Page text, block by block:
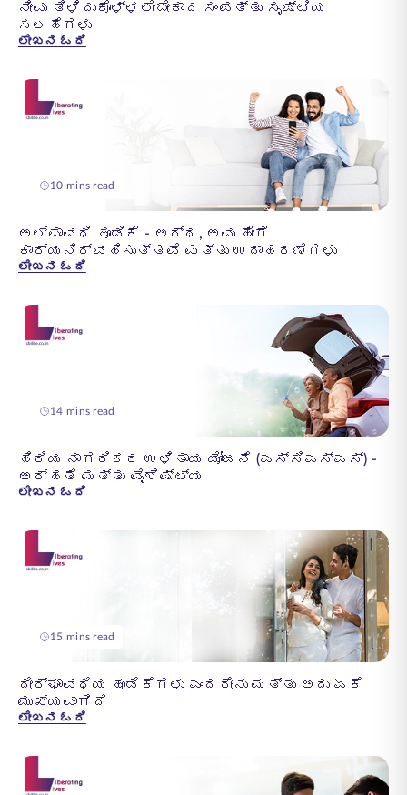
ನೀವು ತಿಳಿದುಕೊಳ್ಳಲೇಬೇಕಾದ ಸಂಪತ್ತು ಸೃಷ್ಟಿಯ
ಸಲಹೆಗಳು
ಲೇಖನ ಓದಿ
10 mins read
ಅಲ್ಪಾವಧಿ ಹೂಡಿಕೆ - ಅರ್ಥ, ಅವು ಹೇಗೆ
ಕಾರ್ಯನಿರ್ವಹಿಸುತ್ತವೆ ಮತ್ತು ಉದಾಹರಣೆಗಳು
ಲೇಖನ ಓದಿ
14 mins read
ಹಿರಿಯ ನಾಗರಿಕರ ಉಳಿತಾಯ ಯೋಜನೆ (ಎಸ್ಸಿಎಸ್ಎಸ್) -
ಅರ್ಹತೆ ಮತ್ತು ವೈಶಿಷ್ಟ್ಯ
ಲೇಖನ ಓದಿ
15 mins read
ದೀರ್ಘಾವಧಿಯ ಹೂಡಿಕೆಗಳು ಎಂದರೇನು ಮತ್ತು ಅದು ಏಕೆ
ಮುಖ್ಯವಾಗಿದೆ
ಲೇಖನ ಓದಿ